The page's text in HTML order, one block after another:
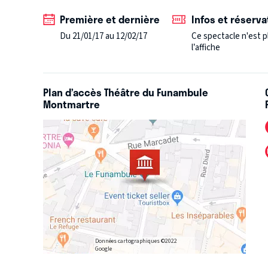
pièce se déroule comme un gigantesque numéro
en plus dans ce rôle d’amuseur et de clown qu’il
que son amour inconditionnel pour Roxane. Le
Première et dernière
Du 21/01/17 au 12/02/17
Infos et
Ce spectacle n'est
l’affiche
Plan d’accès Théâtre du Funambule
Montmartre
Données cartographiques ©2022
Google